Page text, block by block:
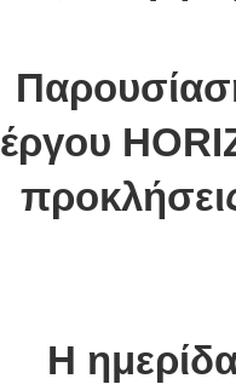
έργου
Η